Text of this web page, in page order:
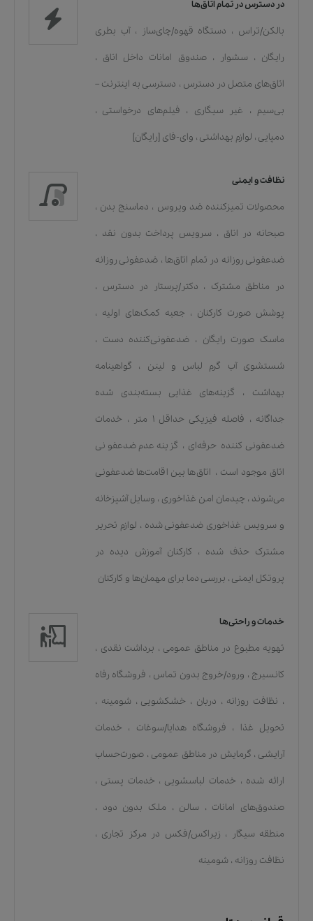
در دسترس در تمام اتاق‌ها
بالکن/تراس ، دستگاه قهوه/چای‌ساز ، آب بطری
رایگان ، سشوار ، صندوق امانات داخل اتاق ،
اتاق‌های متصل در دسترس ، دسترسی به اینترنت –
بی‌سیم ، غیر سیگاری ، فیلم‌های درخواستی ،
دمپایی ، لوازم بهداشتی ، وای-فای [رایگان]
نظافت و ایمنی
محصولات تمیزکننده ضد ویروس ، دماسنج بدن ،
صبحانه در اتاق ، سرویس پرداخت بدون نقد ،
ضدعفونی روزانه در تمام اتاق‌ها ، ضدعفونی روزانه
در مناطق مشترک ، دکتر/پرستار در دسترس ،
پوشش صورت کارکنان ، جعبه کمک‌های اولیه ،
ماسک صورت رایگان ، ضدعفونی‌کننده دست ،
شستشوی آب گرم لباس و لینن ، گواهینامه
بهداشت ،
گزینه‌های غذایی بسته‌بندی شده
جداگانه ، فاصله فیزیکی حداقل ۱ متر ، خدمات
ضدعفونی کننده حرفه‌ای ، گزینه عدم ضدعفونی
اتاق موجود است ، اتاق‌ها بین اقامت‌ها ضدعفونی
می‌شوند ، چیدمان امن غذاخوری ، وسایل آشپزخانه
و سرویس غذاخوری ضدعفونی شده ، لوازم تحریر
مشترک حذف شده ، کارکنان آموزش دیده در
پروتکل ایمنی ، بررسی دما برای مهمان‌ها و کارکنان
خدمات و راحتی‌ها
تهویه مطبوع در مناطق عمومی ، برداشت نقدی ،
کانسیرج ، ورود/خروج بدون تماس ، فروشگاه رفاه
، نظافت روزانه ، دربان ، خشکشویی ، شومینه ،
تحویل غذا ، فروشگاه هدایا/سوغات ، خدمات
آرایشی ، گرمایش در مناطق عمومی ، صورت‌حساب
ارائه شده ، خدمات لباسشویی ، خدمات پستی ،
صندوق‌های امانات ، سالن ، ملک بدون دود ،
منطقه سیگار ، زیراکس/فکس در مرکز تجاری ،
نظافت روزانه ، شومینه